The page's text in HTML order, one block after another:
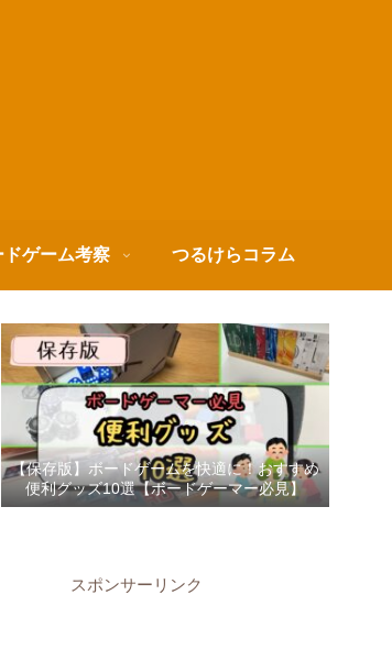
ドゲーム考察 つるけらコラム
【保存版】ボードゲームを快適に！おすすめ
便利グッズ10選【ボードゲーマー必見】
スポンサーリンク